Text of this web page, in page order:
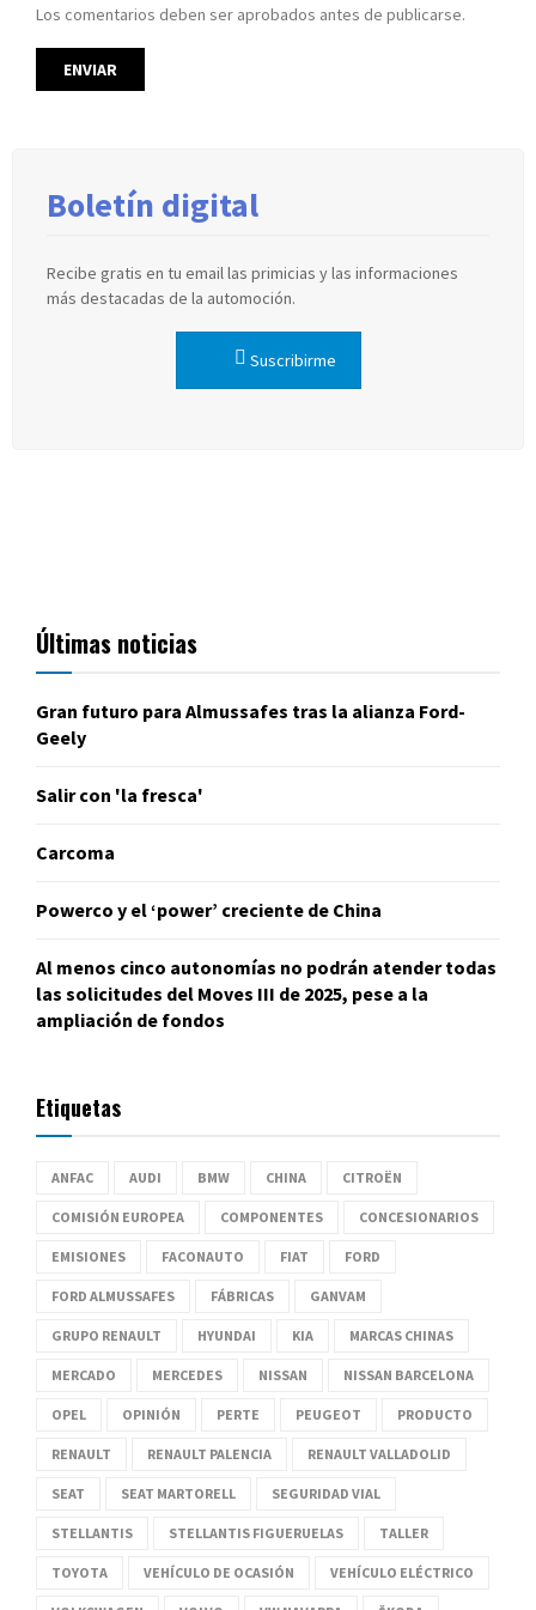
Los comentarios deben ser aprobados antes de publicarse.
Boletín digital
Recibe gratis en tu email las primicias y las informaciones
más destacadas de la automoción.
Suscribirme
Últimas noticias
Gran futuro para Almussafes tras la alianza Ford-
Geely
Salir con 'la fresca'
Carcoma
Powerco y el ‘power’ creciente de China
Al menos cinco autonomías no podrán atender todas
las solicitudes del Moves III de 2025, pese a la
ampliación de fondos
Etiquetas
ANFAC AUDI BMW CHINA CITROËN
COMISIÓN EUROPEA COMPONENTES CONCESIONARIOS
EMISIONES FACONAUTO FIAT FORD
FORD ALMUSSAFES FÁBRICAS GANVAM
GRUPO RENAULT HYUNDAI KIA MARCAS CHINAS
MERCADO MERCEDES NISSAN NISSAN BARCELONA
OPEL OPINIÓN PERTE PEUGEOT PRODUCTO
RENAULT RENAULT PALENCIA RENAULT VALLADOLID
SEAT SEAT MARTORELL SEGURIDAD VIAL
STELLANTIS STELLANTIS FIGUERUELAS TALLER
TOYOTA VEHÍCULO DE OCASIÓN VEHÍCULO ELÉCTRICO